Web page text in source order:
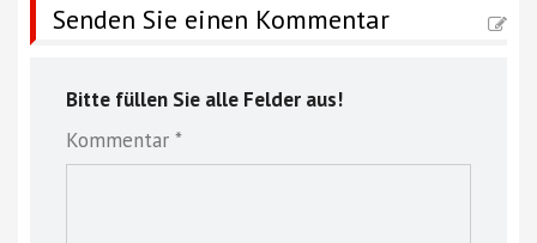
Senden Sie einen Kommentar
Bitte füllen Sie alle Felder aus!
Kommentar *